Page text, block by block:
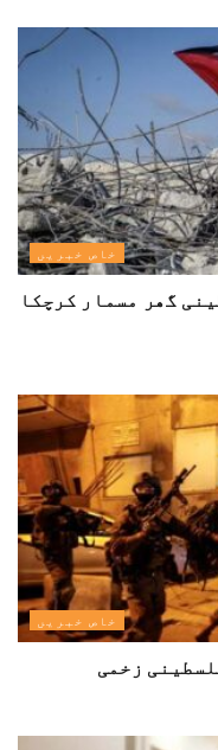
خاص خبریں
گھر مسمار کرچکا
خاص خبریں
زخمی